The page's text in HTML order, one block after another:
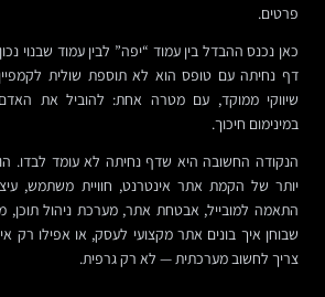
פרטים.
כאן נכנס ההבדל בין עמוד “יפה” לבין עמוד שבנוי
דף נחיתה עם טופס הוא לא תוספת שולית
שיווקי ממוקד, עם מטרה אחת: להוביל את האדם
במינימום חיכוך.
הנקודה החשובה היא שדף נחיתה לא עומד לבדו.
יותר של הקמת אתר אינטרנט, חוויית משתמש,
התאמה למובייל, אבטחת אתר, מערכת ניהול תוכן,
שבוחן איך בונים אתר מקצועי לעסק, או אפילו רק
צריך לחשוב מערכתית — לא רק גרפית.